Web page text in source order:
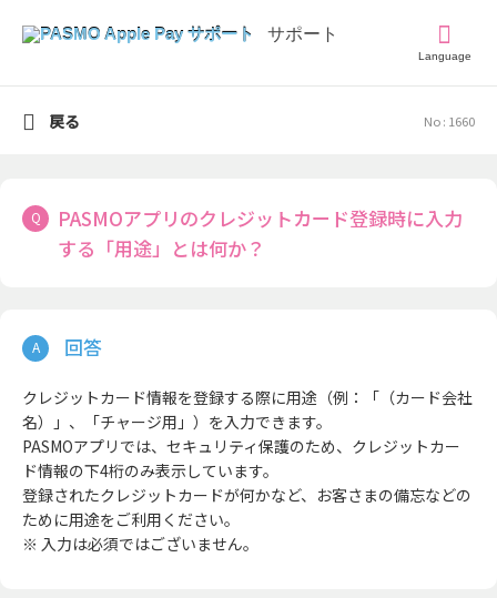
Language
No : 1660
PASMOアプリのクレジットカード登録時に入力
する「用途」とは何か？
クレジットカード情報を登録する際に用途（例：「（カード会社
名）」、「チャージ用」）を入力できます。
PASMOアプリでは、セキュリティ保護のため、クレジットカー
ド情報の下4桁のみ表示しています。
登録されたクレジットカードが何かなど、お客さまの備忘などの
ために用途をご利用ください。
※ 入力は必須ではございません。
戻る